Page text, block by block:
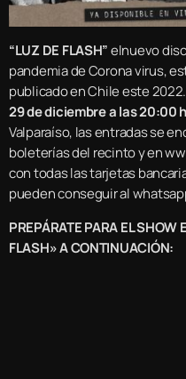
“LUZ DE FLASH”elnuevo
pandemia de Corona virus,
publicado en Chile este
29 de diciembre a las 20:00
Valparaíso, las entradas se
boleterías del recinto y en
con todas las tarjetas
pueden conseguir al
PREPÁRATE PARA EL
FLASH» A CONTINUACIÓN: